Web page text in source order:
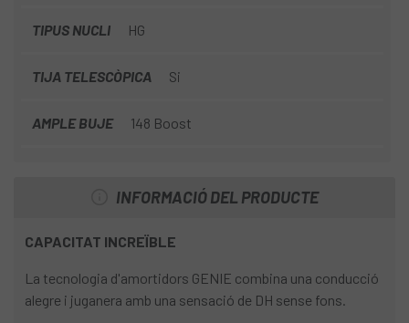
TIPUS NUCLI HG
TIJA TELESCÒPICA Si
AMPLE BUJE 148 Boost
INFORMACIÓ DEL PRODUCTE
CAPACITAT INCREÏBLE
La tecnologia d'amortidors GENIE combina una conducció
alegre i juganera amb una sensació de DH sense fons.